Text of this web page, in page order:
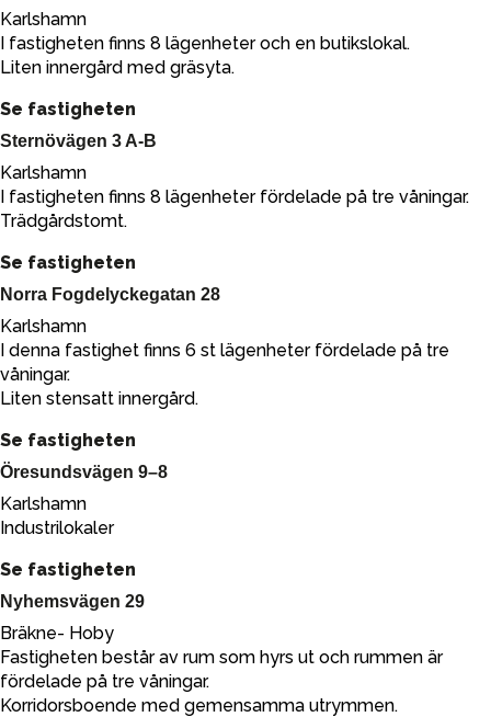
Karlshamn
I fastigheten finns 8 lägenheter och en butikslokal.
Liten innergård med gräsyta.
Se fastigheten
Sternövägen 3 A-B
Karlshamn
I fastigheten finns 8 lägenheter fördelade på tre våningar.
Trädgårdstomt.
Se fastigheten
Norra Fogdelyckegatan 28
Karlshamn
I denna fastighet finns 6 st lägenheter fördelade på tre
våningar.
Liten stensatt innergård.
Se fastigheten
Öresundsvägen 9–8
Karlshamn
Industrilokaler
Se fastigheten
Nyhemsvägen 29
Bräkne- Hoby
Fastigheten består av rum som hyrs ut och rummen är
fördelade på tre våningar.
Korridorsboende med gemensamma utrymmen.